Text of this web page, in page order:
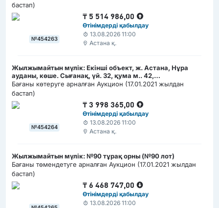
бастап)
№454263
₸ 5 514 986,00
Өтінімдерді қабылдау
13.08.2026 11:00
Астана қ.
Жылжымайтын мүлік: Екінші объект, ж. Астана, Нұра
ауданы, көше. Сығанақ, үй. 32, қума м.. 42,
(РКА1202300008274761)
Бағаны көтеруге арналған Аукцион (17.01.2021 жылдан
бастап)
№454264
₸3 998 365,00
Өтінімдерді қабылдау
13.08.2026 11:00
Астана қ.
Жылжымайтын мүлік: №90 тұрақ орны (№90 лот)
Бағаны төмендетуге арналған Аукцион (17.01.2021 жылдан
бастап)
₸6 468 747,00
Өтінімдерді қабылдау
13.08.2026 11:00